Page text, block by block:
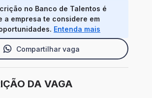
no Banco de Talentos é
a empresa te considere em
Entenda mais
Compartilhar vaga
DA VAGA